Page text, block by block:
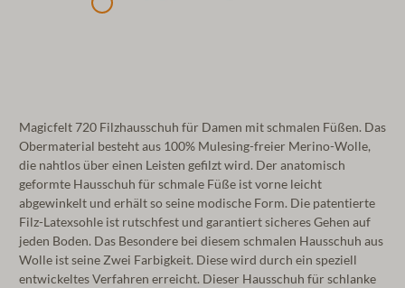
Magicfelt 720 Filzhausschuh für Damen mit schmalen Füßen. Das
Obermaterial besteht aus 100% Mulesing-freier Merino-Wolle,
die nahtlos über einen Leisten gefilzt wird. Der anatomisch
geformte Hausschuh für schmale Füße ist vorne leicht
abgewinkelt und erhält so seine modische Form. Die patentierte
Filz-Latexsohle ist rutschfest und garantiert sicheres Gehen auf
jeden Boden. Das Besondere bei diesem schmalen Hausschuh aus
Wolle ist seine Zwei Farbigkeit. Diese wird durch ein speziell
entwickeltes Verfahren erreicht. Dieser Hausschuh für schlanke